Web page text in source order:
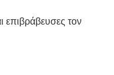
τον